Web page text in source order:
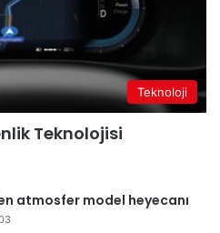
Teknoloji
Teknolojisi
atmosfer model heyecanı